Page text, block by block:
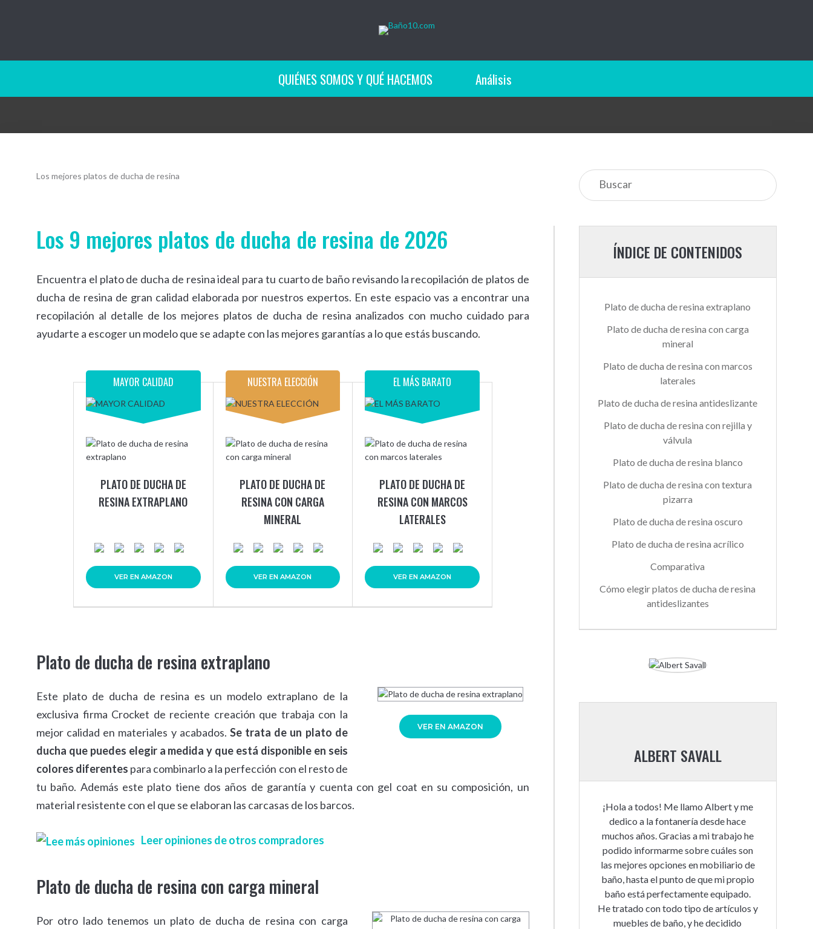
QUIÉNES SOMOS Y QUÉ HACEMOS Análisis
Los mejores platos de ducha de resina
Los 9 mejores platos de ducha de resina de 2026
Encuentra el plato de ducha de resina ideal para tu cuarto de baño revisando la recopilación de platos de
ducha de resina de gran calidad elaborada por nuestros expertos. En este espacio vas a encontrar una
recopilación al detalle de los mejores platos de ducha de resina analizados con mucho cuidado para
ayudarte a escoger un modelo que se adapte con las mejores garantías a lo que estás buscando.
MAYOR CALIDAD
PLATO DE DUCHA DE
RESINA EXTRAPLANO
VER EN AMAZON
NUESTRA ELECCIÓN
PLATO DE DUCHA DE
RESINA CON CARGA
MINERAL
VER EN AMAZON
EL MÁS BARATO
PLATO DE DUCHA DE
RESINA CON MARCOS
LATERALES
VER EN AMAZON
Plato de ducha de resina extraplano
VER EN AMAZON
Este plato de ducha de resina es un modelo extraplano de la
exclusiva firma Crocket de reciente creación que trabaja con la
mejor calidad en materiales y acabados. Se trata de un plato de
ducha que puedes elegir a medida y que está disponible en seis
colores diferentes para combinarlo a la perfección con el resto de
tu baño. Además este plato tiene dos años de garantía y cuenta con gel coat en su composición, un
material resistente con el que se elaboran las carcasas de los barcos.
Leer opiniones de otros compradores
Plato de ducha de resina con carga mineral
Por otro lado tenemos un plato de ducha de resina con carga
ÍNDICE DE CONTENIDOS
Plato de ducha de resina extraplano
Plato de ducha de resina con carga
mineral
Plato de ducha de resina con marcos
laterales
Plato de ducha de resina antideslizante
Plato de ducha de resina con rejilla y
válvula
Plato de ducha de resina blanco
Plato de ducha de resina con textura
pizarra
Plato de ducha de resina oscuro
Plato de ducha de resina acrílico
Comparativa
Cómo elegir platos de ducha de resina
antideslizantes
ALBERT SAVALL
¡Hola a todos! Me llamo Albert y me
dedico a la fontanería desde hace
muchos años. Gracias a mi trabajo he
podido informarme sobre cuáles son
las mejores opciones en mobiliario de
baño, hasta el punto de que mi propio
baño está perfectamente equipado.
He tratado con todo tipo de artículos y
muebles de baño, y he decidido